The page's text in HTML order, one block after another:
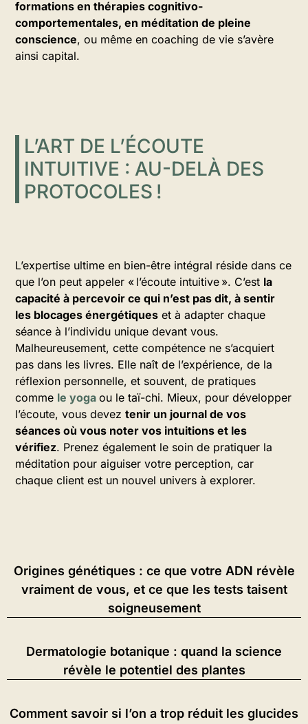
formations en thérapies cognitivo-
comportementales, en méditation de pleine
conscience, ou même en coaching de vie s’avère
ainsi capital.
L’ART DE L’ÉCOUTE
INTUITIVE : AU-DELÀ DES
PROTOCOLES !
L’expertise ultime en bien-être intégral réside dans ce
que l’on peut appeler « l’écoute intuitive ». C’est la
capacité à percevoir ce qui n’est pas dit, à sentir
les blocages énergétiques et à adapter chaque
séance à l’individu unique devant vous.
Malheureusement, cette compétence ne s’acquiert
pas dans les livres. Elle naît de l’expérience, de la
réflexion personnelle, et souvent, de pratiques
comme le yoga ou le taï-chi. Mieux, pour développer
l’écoute, vous devez tenir un journal de vos
séances où vous noter vos intuitions et les
vérifiez. Prenez également le soin de pratiquer la
méditation pour aiguiser votre perception, car
chaque client est un nouvel univers à explorer.
Origines génétiques : ce que votre ADN révèle
vraiment de vous, et ce que les tests taisent
soigneusement
Dermatologie botanique : quand la science
révèle le potentiel des plantes
Comment savoir si l’on a trop réduit les glucides